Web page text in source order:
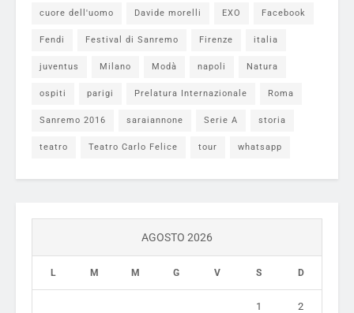
cuore dell'uomo Davide morelli EXO Facebook
Fendi Festival di Sanremo Firenze italia
juventus Milano Modà napoli Natura
ospiti parigi Prelatura Internazionale Roma
Sanremo 2016 saraiannone Serie A storia
teatro Teatro Carlo Felice tour whatsapp
AGOSTO 2026
L M M G V S D
1 2